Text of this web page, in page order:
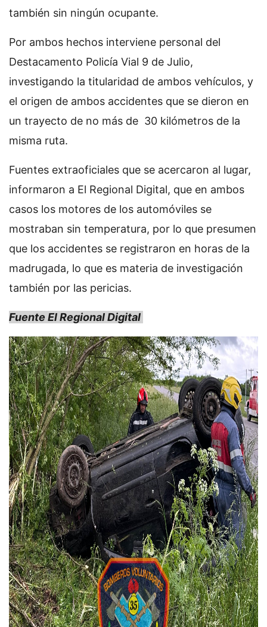
también sin ningún ocupante.
Por ambos hechos interviene personal del
Destacamento Policía Vial 9 de Julio,
investigando la titularidad de ambos vehículos, y
el origen de ambos accidentes que se dieron en
un trayecto de no más de 30 kilómetros de la
misma ruta.
Fuentes extraoficiales que se acercaron al lugar,
informaron a El Regional Digital, que en ambos
casos los motores de los automóviles se
mostraban sin temperatura, por lo que presumen
que los accidentes se registraron en horas de la
madrugada, lo que es materia de investigación
también por las pericias.
Fuente El Regional Digital